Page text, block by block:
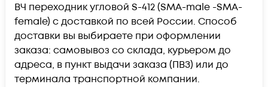
ВЧ переходник угловой S-412 (SMA-male -SMA-
female) c доставкой по всей России. Способ
доставки вы выбираете при оформлении
заказа: самовывоз со склада, курьером до
адреса, в пункт выдачи заказа (ПВЗ) или до
терминала транспортной компании.